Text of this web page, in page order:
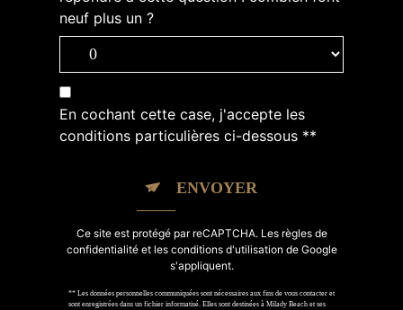
neuf plus un ?
En cochant cette case, j'accepte les
conditions particulières ci-dessous **
ENVOYER
Ce site est protégé par reCAPTCHA. Les règles de
confidentialitéet les conditions d'utilisation de Google
s'appliquent.
** Les données personnelles communiquées sont nécessaires aux fins de vous contacter et
sont enregistrées dans un fichier informatisé. Elles sont destinées à Milady Beach et ses